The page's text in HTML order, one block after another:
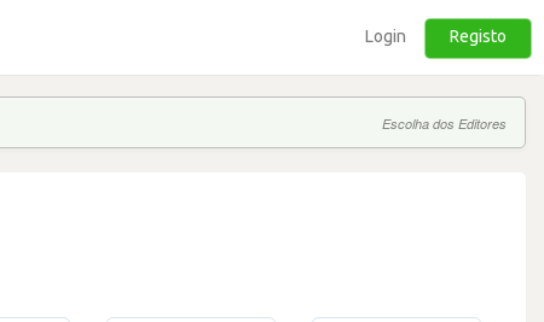
Login Registo
Escolha dos Editores